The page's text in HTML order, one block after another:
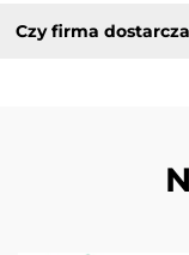
Czy firma